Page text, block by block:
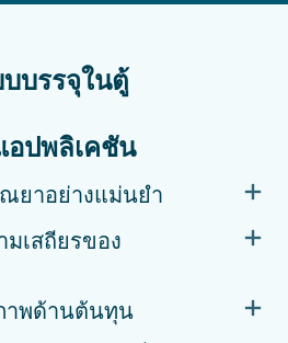
บรรจุในตู้
ปพลิเคชัน
ยาอย่างแม่นยำ
เสถียรของ
าพด้านต้นทุน